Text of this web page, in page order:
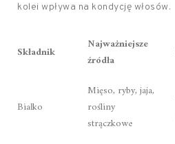
kolei wpływa na kondycję włosów.
Składnik
Najważniejsze
źródła
Białko
Mięso, ryby, jaja,
rośliny
strączkowe